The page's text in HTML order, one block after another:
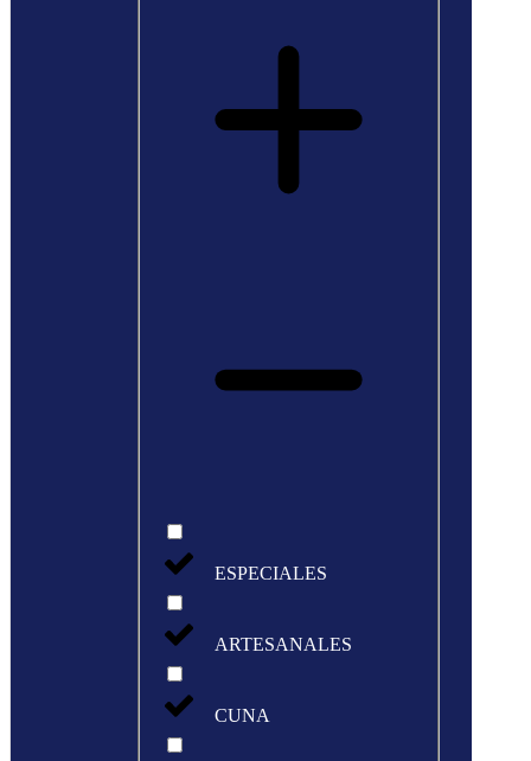
ESPECIALES
ARTESANALES
CUNA